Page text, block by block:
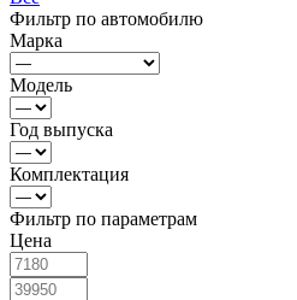
Фильтр по автомобилю
Марка
Модель
Год выпуска
Комплектация
Фильтр по параметрам
Цена